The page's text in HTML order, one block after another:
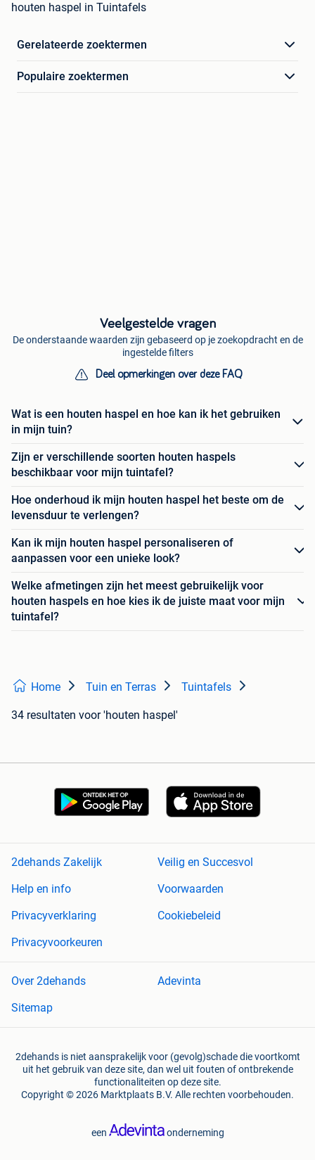
houten haspel in Tuintafels
Gerelateerde zoektermen
Populaire zoektermen
Veelgestelde vragen
De onderstaande waarden zijn gebaseerd op je zoekopdracht en de
ingestelde filters
Deel opmerkingen over deze FAQ
Wat is een houten haspel en hoe kan ik het gebruiken
in mijn tuin?
Zijn er verschillende soorten houten haspels
beschikbaar voor mijn tuintafel?
Hoe onderhoud ik mijn houten haspel het beste om de
levensduur te verlengen?
Kan ik mijn houten haspel personaliseren of
aanpassen voor een unieke look?
Welke afmetingen zijn het meest gebruikelijk voor
houten haspels en hoe kies ik de juiste maat voor mijn
tuintafel?
Home Tuin en Terras Tuintafels
34 resultaten voor 'houten haspel'
2dehands Zakelijk
Veilig en Succesvol
Help en info
Voorwaarden
Privacyverklaring
Cookiebeleid
Privacyvoorkeuren
Over 2dehands
Adevinta
Sitemap
2dehands is niet aansprakelijk voor (gevolg)schade die voortkomt
uit het gebruik van deze site, dan wel uit fouten of ontbrekende
functionaliteiten op deze site.
Copyright © 2026 Marktplaats B.V. Alle rechten voorbehouden.
een onderneming